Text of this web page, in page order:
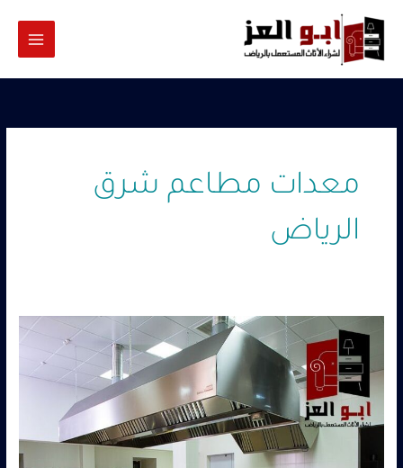
المحتوى
معدات مطاعم شرق
الرياض
معدات
مطاعم
مستعملة
شرق
الرياض
كاش